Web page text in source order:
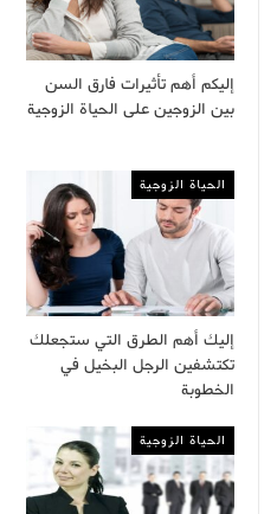
إليكم أهم تأثيرات فارق السن
بين الزوجين على الحياة الزوجية
الحياة الزوجية
إليك أهم الطرق التي ستجعلك
تكتشفين الرجل البخيل في
الخطوبة
الحياة الزوجية